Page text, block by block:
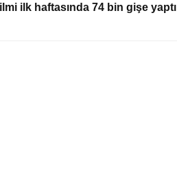
ilk haftasında 74 bin gişe yaptı